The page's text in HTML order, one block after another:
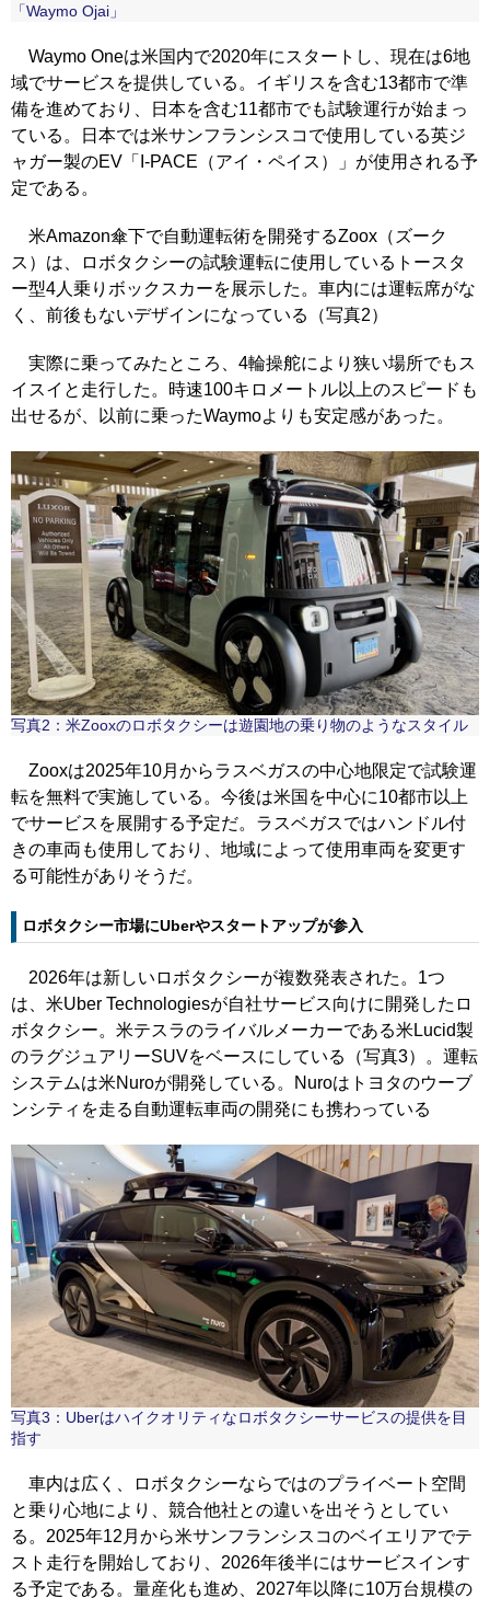
「Waymo Ojai」
Waymo Oneは米国内で2020年にスタートし、現在は6地
域でサービスを提供している。イギリスを含む13都市で準
備を進めており、日本を含む11都市でも試験運行が始まっ
ている。日本では米サンフランシスコで使用している英ジ
ャガー製のEV「I-PACE（アイ・ペイス）」が使用される予
定である。
米Amazon傘下で自動運転術を開発するZoox（ズーク
ス）は、ロボタクシーの試験運転に使用しているトースタ
ー型4人乗りボックスカーを展示した。車内には運転席がな
く、前後もないデザインになっている（写真2）
実際に乗ってみたところ、4輪操舵により狭い場所でもス
イスイと走行した。時速100キロメートル以上のスピードも
出せるが、以前に乗ったWaymoよりも安定感があった。
写真2：米Zooxのロボタクシーは遊園地の乗り物のようなスタイル
Zooxは2025年10月からラスベガスの中心地限定で試験運
転を無料で実施している。今後は米国を中心に10都市以上
でサービスを展開する予定だ。ラスベガスではハンドル付
きの車両も使用しており、地域によって使用車両を変更す
る可能性がありそうだ。
ロボタクシー市場にUberやスタートアップが参入
2026年は新しいロボタクシーが複数発表された。1つ
は、米Uber Technologiesが自社サービス向けに開発したロ
ボタクシー。米テスラのライバルメーカーである米Lucid製
のラグジュアリーSUVをベースにしている（写真3）。運転
システムは米Nuroが開発している。Nuroはトヨタのウーブ
ンシティを走る自動運転車両の開発にも携わっている
写真3：Uberはハイクオリティなロボタクシーサービスの提供を目
指す
車内は広く、ロボタクシーならではのプライベート空間
と乗り心地により、競合他社との違いを出そうとしてい
る。2025年12月から米サンフランシスコのベイエリアでテ
スト走行を開始しており、2026年後半にはサービスインす
る予定である。量産化も進め、2027年以降に10万台規模の